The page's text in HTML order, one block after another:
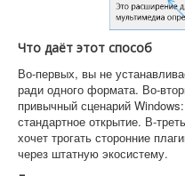
Что даёт этот способ
Во-первых, вы не
ради одного формата. Во-
привычный сценарий
стандартное открытие. В-
хочет трогать сторонние
через штатную экосистему.